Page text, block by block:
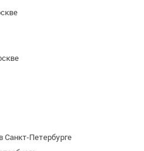
Санкт-Петербурге